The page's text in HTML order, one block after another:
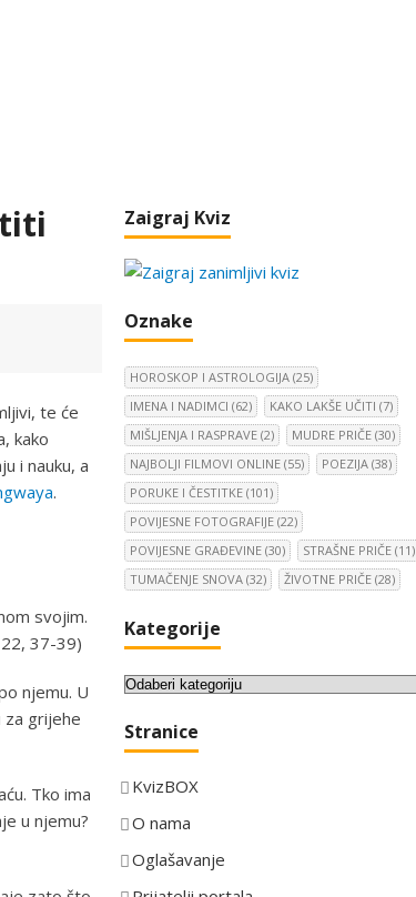
te će
kako
i nauku, a
.
svojim.
37-39)
njemu. U
za grijehe
Tko ima
u njemu?
Zaigraj Kviz
Oznake
HOROSKOP I ASTROLOGIJA (25)
IMENA I NADIMCI (62) KAKO LAKŠE UČITI (7)
MIŠLJENJA I RASPRAVE (2) MUDRE PRIČE (30)
NAJBOLJI FILMOVI ONLINE (55) POEZIJA (38)
PORUKE I ČESTITKE (101)
POVIJESNE FOTOGRAFIJE (22)
POVIJESNE GRAĐEVINE (30) STRAŠNE PRIČE (11)
TUMAČENJE SNOVA (32) ŽIVOTNE PRIČE (28)
Kategorije
K
t
g
o
i
Stranice
KvizBOX
O nama
Oglašavanje